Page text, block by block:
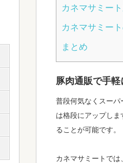
カネマサミー
カネマサミー
まとめ
豚肉通販で手軽
普段何気なくスー
は格段にアップし
ることが可能です。
カネマサミートで